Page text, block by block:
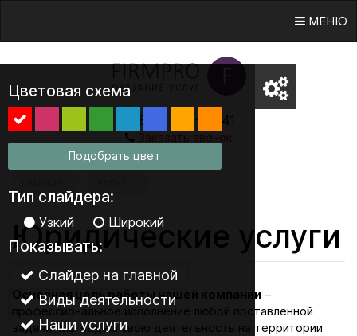
Цветовая схема
Подобрать цвет
Тип слайдера:
Узкий Широкий
Показывать:
Слайдер на главной
Виды деятельности
Наши услуги
МЕНЮ
8 (800) 555-38-41
Заказать звонок
Юридические услуги
Основная цель работы нашей компании –
профессиональное исполнение любой поставленной
задачи. Мы ведем свою деятельность на территории